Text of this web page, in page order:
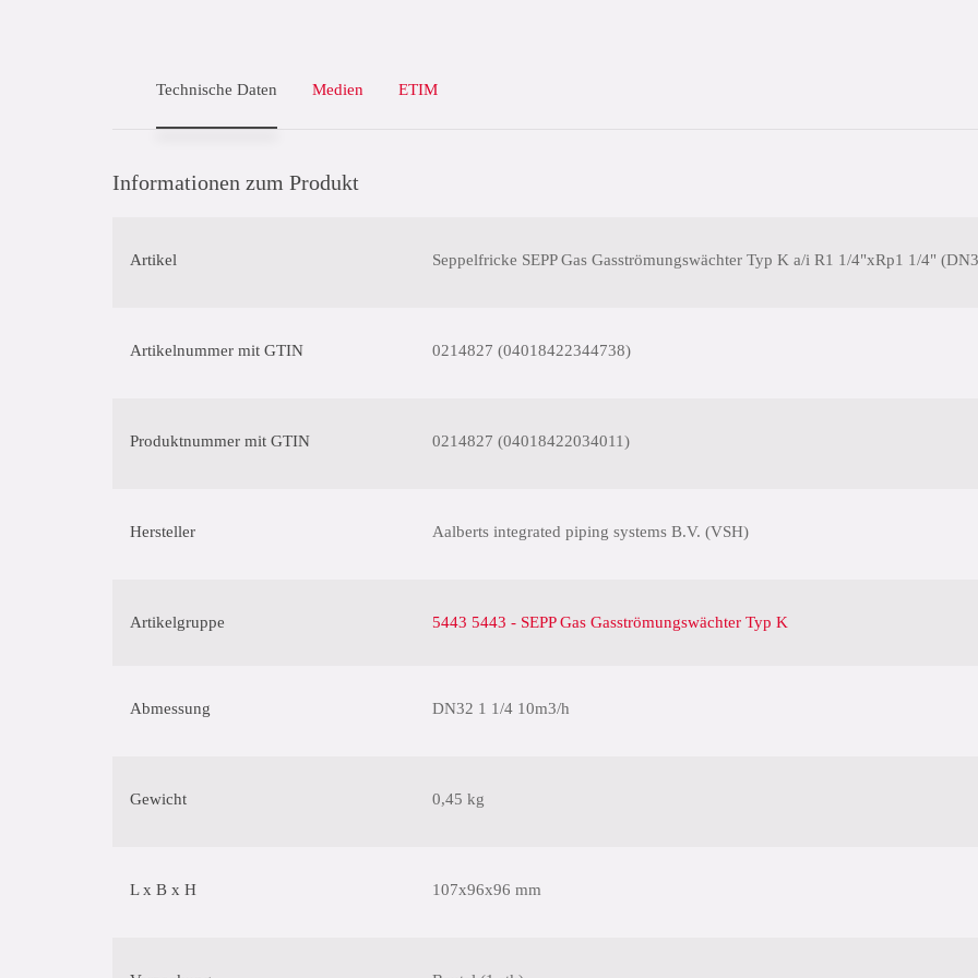
Technische Daten Medien ETIM
Informationen zum Produkt
Artikel Seppelfricke SEPP Gas Gasströmungswächter Typ K a/i R1 1/4"xRp1 1/4"
Artikelnummer mit GTIN 0214827 (04018422344738)
Produktnummer mit GTIN 0214827 (04018422034011)
Hersteller Aalberts integrated piping systems B.V. (VSH)
Artikelgruppe 5443 5443 - SEPP Gas Gasströmungswächter Typ K
Abmessung DN32 1 1/4 10m3/h
Gewicht 0,45 kg
L x B x H 107x96x96 mm